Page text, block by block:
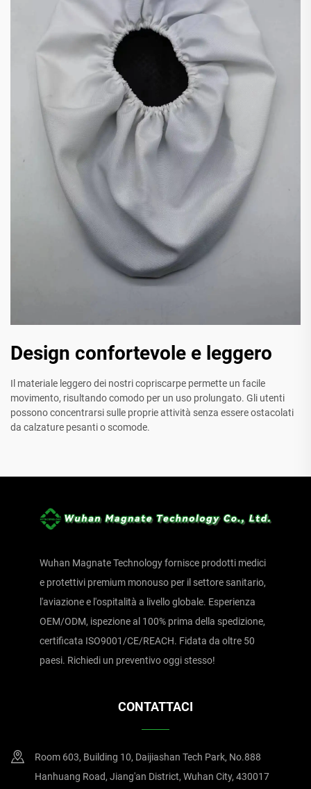
Design confortevole e leggero
Il materiale leggero dei nostri copriscarpe permette un facile
movimento, risultando comodo per un uso prolungato. Gli utenti
possono concentrarsi sulle proprie attività senza essere ostacolati
da calzature pesanti o scomode.
Wuhan Magnate Technology fornisce prodotti medici
e protettivi premium monouso per il settore sanitario,
l'aviazione e l'ospitalità a livello globale. Esperienza
OEM/ODM, ispezione al 100% prima della spedizione,
certificata ISO9001/CE/REACH. Fidata da oltre 50
paesi. Richiedi un preventivo oggi stesso!
CONTATTACI
Room 603, Building 10, Daijiashan Tech Park, No.888
Hanhuang Road, Jiang'an District, Wuhan City, 430017